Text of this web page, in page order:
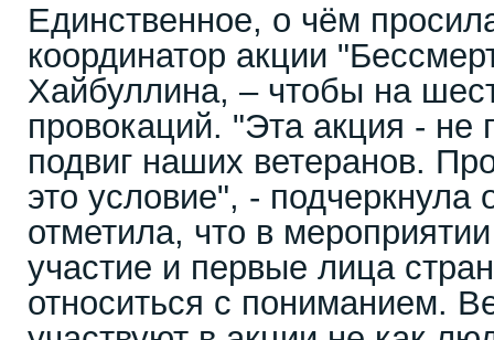
Единственное, о чём
координатор акции
Хайбуллина, – чтобы на
провокаций. "Эта акция - не
подвиг наших ветеранов.
это условие", - подчеркнула
отметила, что в
участие и первые лица
относиться с пониманием.